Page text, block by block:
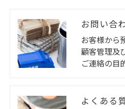
お問い合
お客様から
顧客管理及
ご連絡の目
よくある